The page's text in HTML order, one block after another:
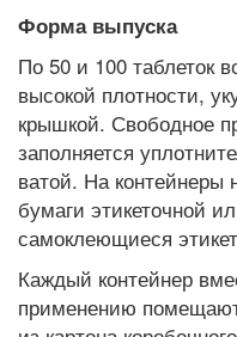
Форма выпуска
По 50 и 100 таблеток
высокой плотности,
крышкой. Свободное
заполняется
ватой. На контейнеры
бумаги этикеточной
самоклеющиеся
Каждый контейнер
применению